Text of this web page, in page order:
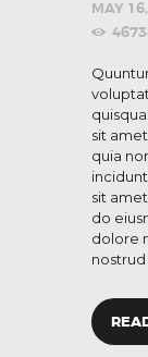
MAY
sit
quia
sit
do
dolore